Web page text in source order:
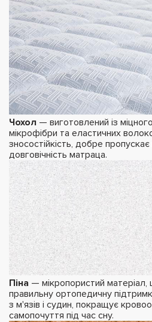
Чохол — виготовлений із
мікрофібри та еластичних
зносостійкість, добре
довговічність матраца.
Піна — мікропористий
правильну ортопедичну
з м'язів і судин, покращує
самопочуття під час сну.